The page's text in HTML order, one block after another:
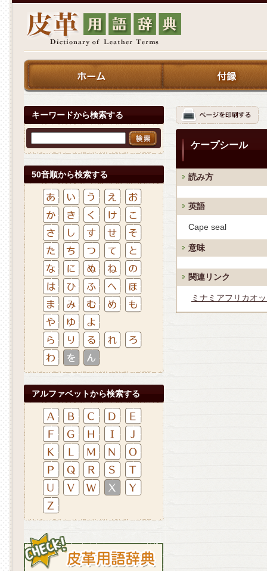
キーワードから検索する
50音順から検索する
アルファベットから検索する
ケープシール
読み方
英語
Cape seal
意味
関連リンク
ミナミアフリカオ